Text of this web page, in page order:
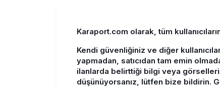
Karaport.com olarak, tüm
Kendi güvenliğiniz ve diğer
yapmadan, satıcıdan tam emin
ilanlarda belirttiği bilgi veya
düşünüyorsanız, lütfen bize bildirin.